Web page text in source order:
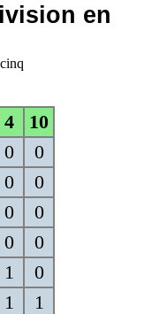
en
4
10
0
0
0
0
0
0
0
0
1
0
1 1